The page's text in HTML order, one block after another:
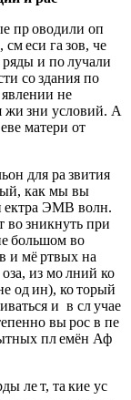
пр оводили оп
еси га зов, че
ряды и по лучали
со здания по
не
жи зни условий. А
матери от
для ра звития
как мы вы
ектра ЭМВ волн.
во зникнуть при
большом во
и мё ртвых на
из мо лний ко
од ин), ко торый
и в сл учае
вы рос в пе
пл емён Аф
ле т, та кие ус